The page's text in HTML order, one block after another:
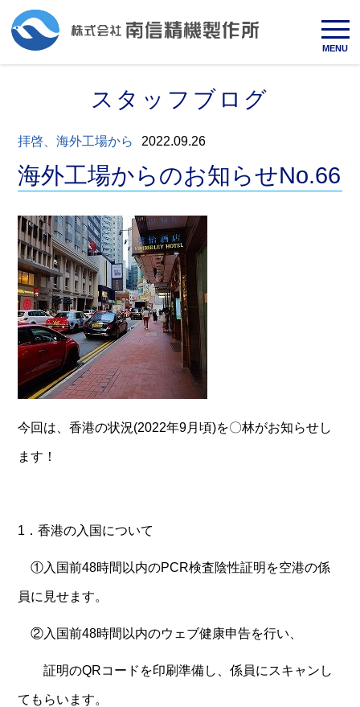
MENU
スタッフブログ
拝啓、海外工場から 2022.09.26
海外工場からのお知らせNo.66
今回は、香港の状況(2022年9月頃)を〇林がお知らせし
ます！
1．香港の入国について
①入国前48時間以内のPCR検査陰性証明を空港の係
員に見せます。
②入国前48時間以内のウェブ健康申告を行い、
証明のQRコードを印刷準備し、係員にスキャンし
てもらいます。